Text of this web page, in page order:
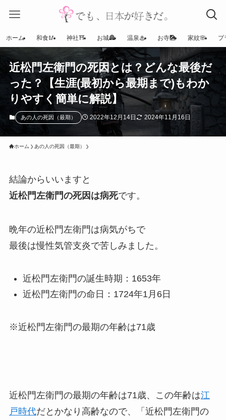
ホーム 和食🥢 神社⛩ お城🏯 温泉♨ お寺🎑 家紋🌸 プ
近松門左衛門の死因とは？どんな最後だ
った？【生涯(最初から最期まで)もわか
りやすく簡単に解説】
あの人の死因（最期） 2022年12月14日 2024年11月16日
ホーム あの人の死因（最期）
結論からいいますと
近松門左衛門の死因は病死です。
晩年の近松門左衛門は病気がちで
最後は慢性気管支炎で苦しみました。
近松門左衛門の誕生時期：1653年
近松門左衛門の命日：1724年1月6日
※近松門左衛門の最期の年齢は71歳
近松門左衛門の最期の年齢は71歳、この年齢は江
戸時代だとかなり高齢なので、「近松門左衛門の